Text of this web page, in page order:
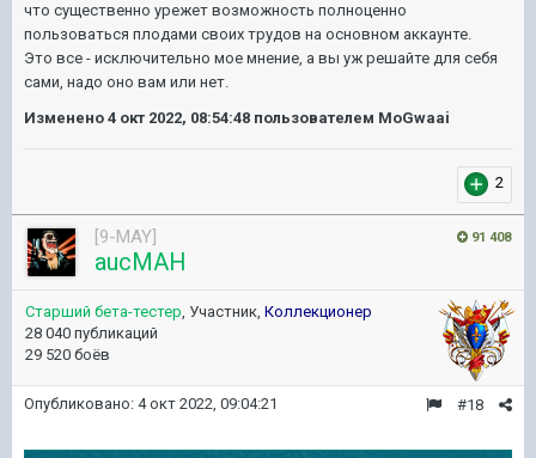
что существенно урежет возможность полноценно
пользоваться плодами своих трудов на основном аккаунте.
Это все - исключительно мое мнение, а вы уж решайте для себя
сами, надо оно вам или нет.
Изменено 4 окт 2022, 08:54:48 пользователем MoGwaai
2
91 408
[9-MAY]
aucMAH
Старший бета-тестер, Участник, Коллекционер
28 040 публикаций
29 520 боёв
#18
Опубликовано: 4 окт 2022, 09:04:21